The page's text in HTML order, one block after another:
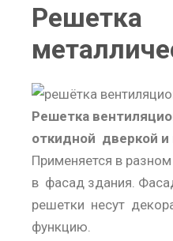
Решетка
Решетка
откидной дверкой
Применяется в
в фасад здания.
решетки несут
функцию.